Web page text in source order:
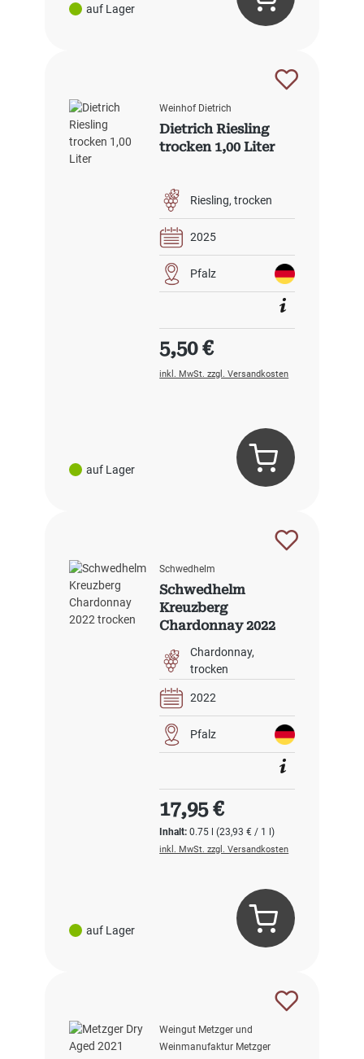
auf Lager
auf Lager
Weinhof Dietrich
Dietrich Riesling
trocken 1,00 Liter
Riesling trocken
2025
Pfalz
Regulärer Preis:
5,50 €
inkl. MwSt. zzgl. Versandkosten
auf Lager
Schwedhelm
Schwedhelm
Kreuzberg
Chardonnay 2022
trocken
Chardonnay
trocken
2022
Pfalz
Inhalt:0.75 l(23,93 € / 1 l)
Regulärer Preis:
17,95 €
inkl. MwSt. zzgl. Versandkosten
Weingut Metzger und
Weinmanufaktur Metzger